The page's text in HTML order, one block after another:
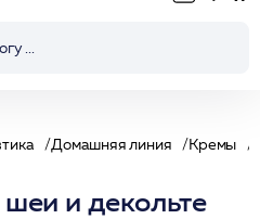
Домашняя линия Кремы
и декольте